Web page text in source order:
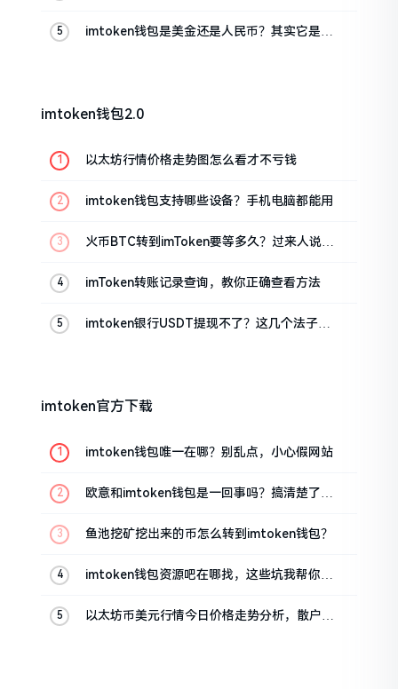
imtoken钱包是美金还是人民币？其实它是个
imtoken钱包2.0
以太坊行情价格走势图怎么看才不亏钱
imtoken钱包支持哪些设备？手机电脑都能用
火币BTC转到imToken要等多久？过来人说说
imToken转账记录查询，教你正确查看方法
imtoken银行USDT提现不了？这几个法子能
imtoken官方下载
imtoken钱包唯一在哪？别乱点，小心假网站
欧意和imtoken钱包是一回事吗？搞清楚了再
鱼池挖矿挖出来的币怎么转到imtoken钱包？
imtoken钱包资源吧在哪找，这些坑我帮你趟
以太坊币美元行情今日价格走势分析，散户如